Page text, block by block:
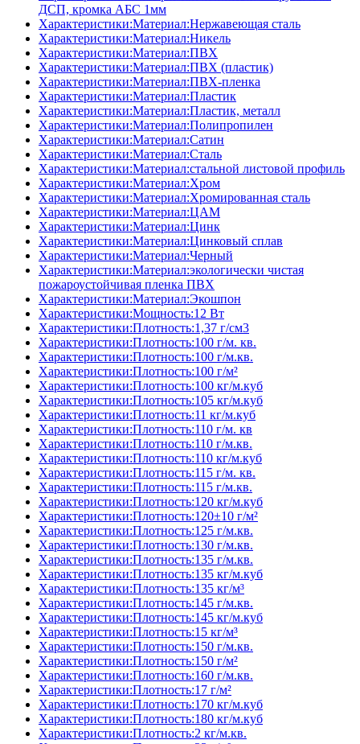
ДСП, кромка AБC 1мм
Характеристики:Материал:Нержавеющая сталь
Характеристики:Материал:Никель
Характеристики:Материал:ПВХ
Характеристики:Материал:ПВХ (пластик)
Характеристики:Материал:ПВХ-пленка
Характеристики:Материал:Пластик
Характеристики:Материал:Пластик, металл
Характеристики:Материал:Полипропилен
Характеристики:Материал:Сатин
Характеристики:Материал:Сталь
Характеристики:Материал:стальной листовой профиль
Характеристики:Материал:Хром
Характеристики:Материал:Хромированная сталь
Характеристики:Материал:ЦАМ
Характеристики:Материал:Цинк
Характеристики:Материал:Цинковый сплав
Характеристики:Материал:Черный
Характеристики:Материал:экологически чистая
пожароустойчивая пленка ПВХ
Характеристики:Материал:Экошпон
Характеристики:Мощность:12 Вт
Характеристики:Плотность:1,37 г/см3
Характеристики:Плотность:100 г/м. кв.
Характеристики:Плотность:100 г/м.кв.
Характеристики:Плотность:100 г/м²
Характеристики:Плотность:100 кг/м.куб
Характеристики:Плотность:105 кг/м.куб
Характеристики:Плотность:11 кг/м.куб
Характеристики:Плотность:110 г/м. кв
Характеристики:Плотность:110 г/м.кв.
Характеристики:Плотность:110 кг/м.куб
Характеристики:Плотность:115 г/м. кв.
Характеристики:Плотность:115 г/м.кв.
Характеристики:Плотность:120 кг/м.куб
Характеристики:Плотность:120±10 г/м²
Характеристики:Плотность:125 г/м.кв.
Характеристики:Плотность:130 г/м.кв.
Характеристики:Плотность:135 г/м.кв.
Характеристики:Плотность:135 кг/м.куб
Характеристики:Плотность:135 кг/м³
Характеристики:Плотность:145 г/м.кв.
Характеристики:Плотность:145 кг/м.куб
Характеристики:Плотность:15 кг/м³
Характеристики:Плотность:150 г/м.кв.
Характеристики:Плотность:150 г/м²
Характеристики:Плотность:160 г/м.кв.
Характеристики:Плотность:17 г/м²
Характеристики:Плотность:170 кг/м.куб
Характеристики:Плотность:180 кг/м.куб
Характеристики:Плотность:2 кг/м.кв.